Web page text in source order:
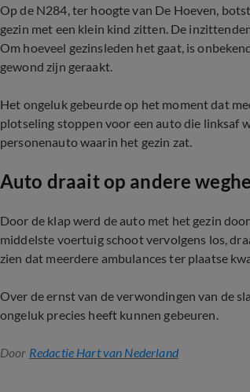
Op de N284, ter hoogte van De Hoeven,
gezin met een klein kind zitten. De
Om hoeveel gezinsleden het gaat, is
gewond zijn geraakt.
Het ongeluk gebeurde op het moment dat
plotseling stoppen voor een auto die linksaf
personenauto waarin het gezin zat.
Auto draait op andere
Door de klap werd de auto met het gezin
middelste voertuig schoot vervolgens los,
zien dat meerdere ambulances ter plaatse
Over de ernst van de verwondingen van de
ongeluk precies heeft kunnen gebeuren.
Door Redactie Hart van Nederland